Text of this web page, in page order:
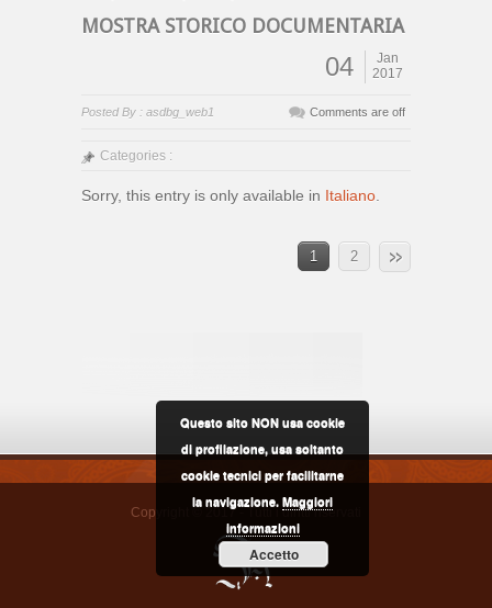
MOSTRA STORICO DOCUMENTARIA
04
Jan
2017
Posted By : asdbg_web1 Comments are off
Categories :
Sorry, this entry is only available in Italiano
1 2
Copyright © 2017 - Tutti i diritti riservati
Questo sito NON usa cookie
di profilazione, usa soltanto
cookie tecnici per facilitarne
la navigazione. Maggiori
informazioni
Accetto